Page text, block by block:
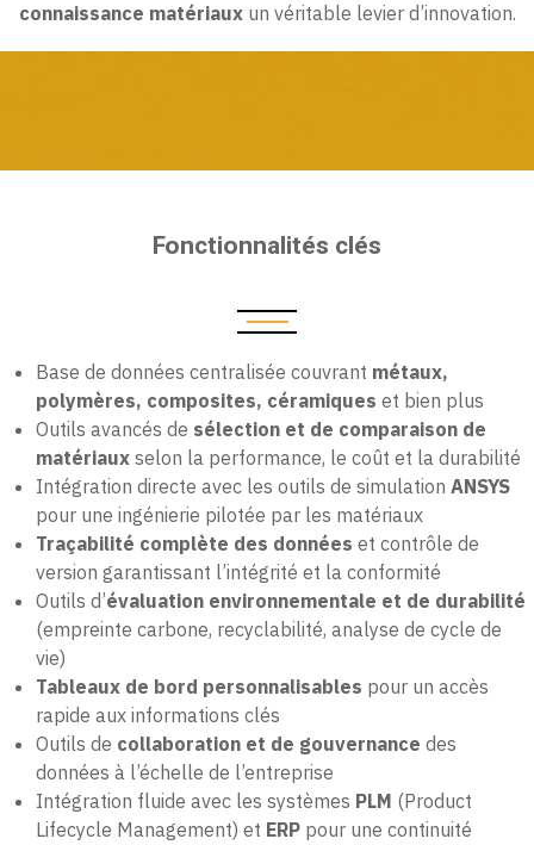
connaissance matériauxun véritable levier d’innovation.
Fonctionnalités clés
Base de données centralisée couvrant métaux,
polymères, composites, céramiques et bien plus
Outils avancés de sélection et de comparaison de
matériaux selon la performance, le coût et la durabilité
Intégration directe avec les outils de simulation ANSYS
pour une ingénierie pilotée par les matériaux
Traçabilité complète des données et contrôle de
version garantissant l’intégrité et la conformité
Outils d’évaluation environnementale et de durabilité
(empreinte carbone, recyclabilité, analyse de cycle de
vie)
Tableaux de bord personnalisables pour un accès
rapide aux informations clés
Outils de collaboration et de gouvernance des
données à l’échelle de l’entreprise
Intégration fluide avec les systèmes PLM (Product
Lifecycle Management) et ERP pour une continuité